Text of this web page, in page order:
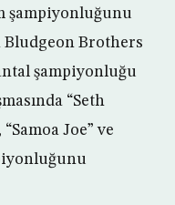
şampiyonluğunu
Bludgeon Brothers
şampiyonluğu
“Seth
Joe” ve